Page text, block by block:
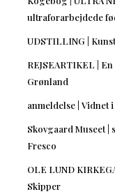
ultraforarbejdede
UDSTILLING |
REJSEARTIKEL |
Grønland
anmeldelse |
Skovgaard Museet
Fresco
OLE LUND
Skipper